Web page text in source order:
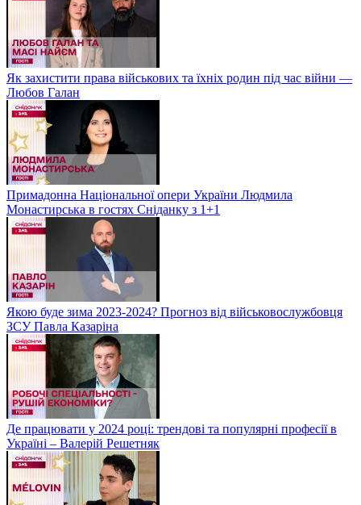
Як захистити права військових та їхніх родин під час війни —
Любов Галан
Примадонна Національної опери України Людмила
Монастирська в гостях Сніданку з 1+1
Якою буде зима 2023-2024? Прогноз від військовослужбовця
ЗСУ Павла Казаріна
Де працювати у 2024 році: трендові та популярні професії в
Україні – Валерій Решетняк